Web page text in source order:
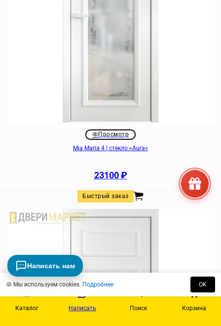
Просмотр
Mia Maria 4 | стекло «Aura»
23100₽
Быстрый заказ
Каталог Написать Поиск Корзина
🍪 Мы используем cookies. Подробнее OK
Написать нам